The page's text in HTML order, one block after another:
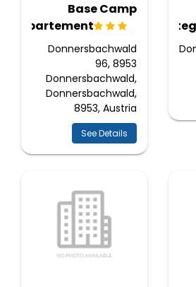
Base Camp
Appartement
Donnersbachwald
96, 8953
Donnersbachwald,
Donnersbachwald,
8953, Austria
See Details